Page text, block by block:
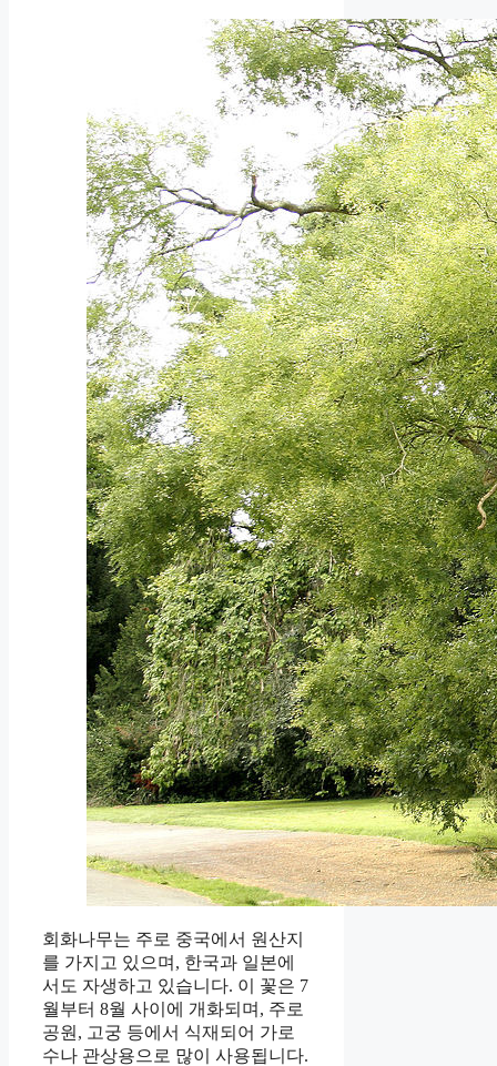
회화나무는 주로 중국에서 원산지
를 가지고 있으며, 한국과 일본에
서도 자생하고 있습니다. 이 꽃은 7
월부터 8월 사이에 개화되며, 주로
공원, 고궁 등에서 식재되어 가로
수나 관상용으로 많이 사용됩니다.